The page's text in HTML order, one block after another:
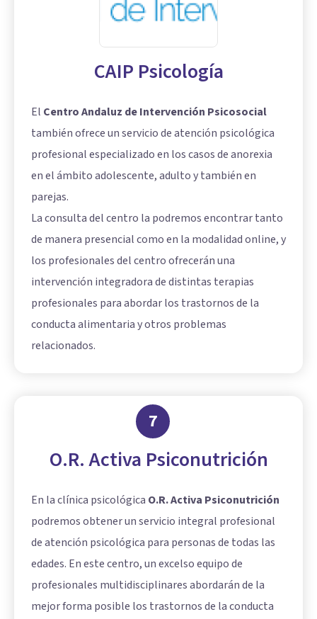
CAIP Psicología
El Centro Andaluz de Intervención Psicosocial
también ofrece un servicio de atención psicológica
profesional especializado en los casos de anorexia
en el ámbito adolescente, adulto y también en
parejas.
La consulta del centro la podremos encontrar tanto
de manera presencial como en la modalidad online, y
los profesionales del centro ofrecerán una
intervención integradora de distintas terapias
profesionales para abordar los trastornos de la
conducta alimentaria y otros problemas
relacionados.
7
O.R. Activa Psiconutrición
En la clínica psicológica O.R. Activa Psiconutrición
podremos obtener un servicio integral profesional
de atención psicológica para personas de todas las
edades. En este centro, un excelso equipo de
profesionales multidisciplinares abordarán de la
mejor forma posible los trastornos de la conducta